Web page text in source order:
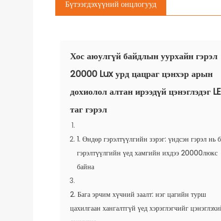
Бүтээгдэхүүний онцлогууд
Хос аюулгүй байдлын уурхайн гэрэл
20000 Lux урд цацраг цэнхэр арын
дохиолол алтан ирээдүй цэнэглэдэг
таг гэрэл
1. Өндөр гэрэлтүүлгийн зэрэг: үндсэн гэрэл нь
гэрэлтүүлгийн үед хамгийн ихдээ 20000люкс
байна
2. Бага эрчим хүчний заалт: нэг цагийн турш
цахилгаан хангалтгүй үед хэрэглэгчийг